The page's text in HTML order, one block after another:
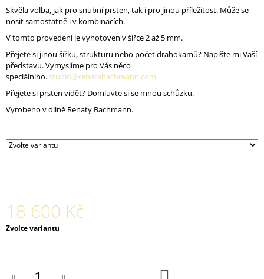
Skvěla volba, jak pro snubní prsten, tak i pro jinou příležitost. Může se
nosit samostatně i v kombinacích.
V tomto provedení je vyhotoven v šířce 2 až 5 mm.
Přejete si jinou šířku, strukturu nebo počet drahokamů? Napište mi Vaší
představu. Vymyslíme pro Vás něco
speciálního. studio@renatabachmann.com
Přejete si prsten vidět? Domluvte si se mnou schůzku.
Vyrobeno v dílně Renaty Bachmann.
18 600 Kč
Měrná
Zvolte variantu
NÁUŠNICE
RONA
AU
ZLATÉ
7
800
Kč